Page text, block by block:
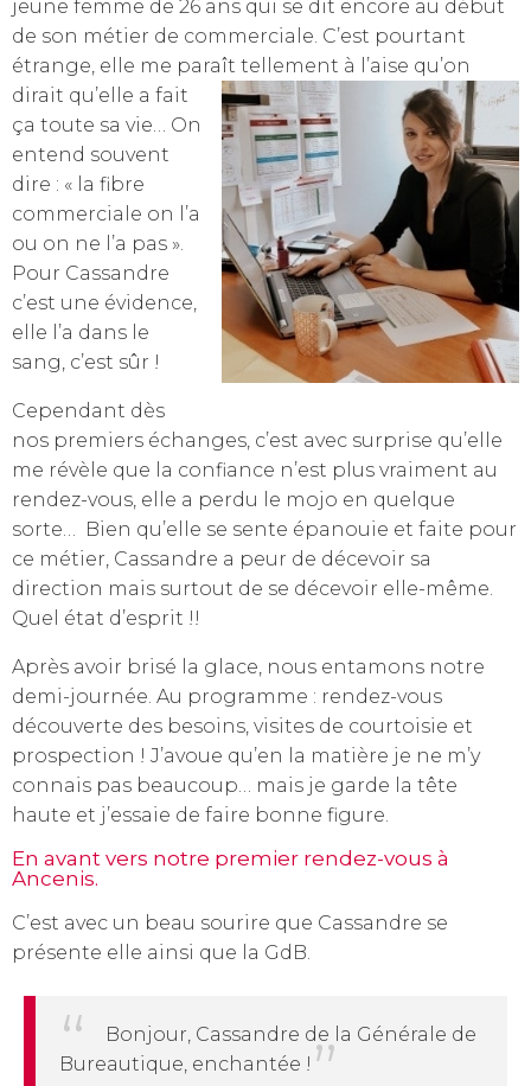
jeune femme de 26 ans qui se dit encore au début
de son métier de commerciale. C’est pourtant
étrange, elle me paraît tellement à l’aise qu’on
dirait qu’elle a fait
ça toute sa vie… On
entend souvent
dire : « la fibre
commerciale on l’a
ou on ne l’a pas ».
Pour Cassandre
c’est une évidence,
elle l’a dans le
sang, c’est sûr !
Cependant dès
nos premiers échanges, c’est avec surprise qu’elle
me révèle que la confiance n’est plus vraiment au
rendez-vous, elle a perdu le mojo en quelque
sorte… Bien qu’elle se sente épanouie et faite pour
ce métier, Cassandre a peur de décevoir sa
direction mais surtout de se décevoir elle-même.
Quel état d’esprit !!
Après avoir brisé la glace, nous entamons notre
demi-journée. Au programme : rendez-vous
découverte des besoins, visites de courtoisie et
prospection ! J’avoue qu’en la matière je ne m’y
connais pas beaucoup… mais je garde la tête
haute et j’essaie de faire bonne figure.
En avant vers notre premier rendez-vous à
Ancenis.
C’est avec un beau sourire que Cassandre se
présente elle ainsi que la GdB.
Bonjour, Cassandre de la Générale de
Bureautique, enchantée !